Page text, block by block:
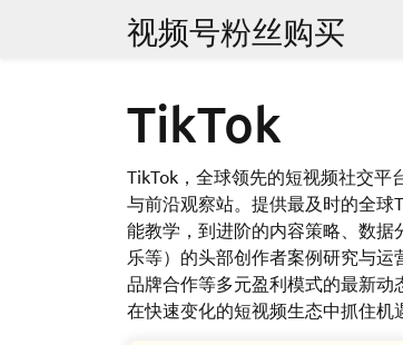
视频号粉丝购买
TikTok
TikTok，全球领先的短视频社交平
与前沿观察站。提供最及时的全
能教学，到进阶的内容策略、数
乐等）的头部创作者案例研究与运
品牌合作等多元盈利模式的最新
在快速变化的短视频生态中抓住机